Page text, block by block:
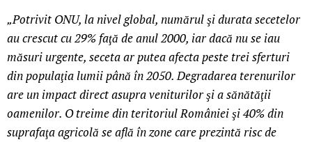
„Potrivit ONU, la nivel global, numărul şi durata secetelor
au crescut cu 29% faţă de anul 2000, iar dacă nu se iau
măsuri urgente, seceta ar putea afecta peste trei sferturi
din populaţia lumii până în 2050. Degradarea terenurilor
are un impact direct asupra veniturilor şi a sănătăţii
oamenilor. O treime din teritoriul României şi 40% din
suprafaţa agricolă se află în zone care prezintă risc de